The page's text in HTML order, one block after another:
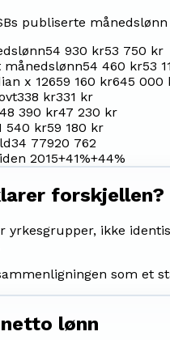
publiserte
54 930 kr53 750 kr
månedslønn54 460 kr53
x 12659 160 kr645 000
338 kr331 kr
48 390 kr47 230 kr
540 kr59 180 kr
34 77920 762
2015+41%+44%
forskjellen?
yrkesgrupper, ikke
som et
lønn